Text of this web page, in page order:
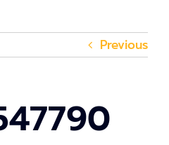
Previous